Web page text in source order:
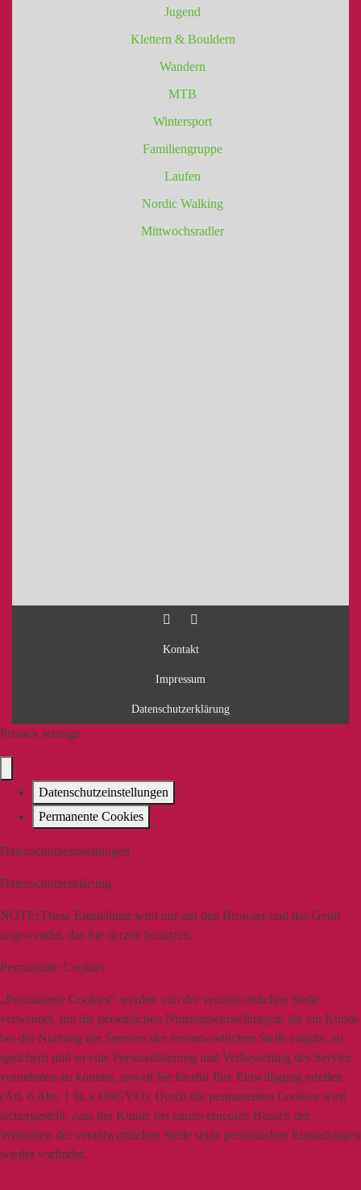
Jugend
Klettern & Bouldern
Wandern
MTB
Wintersport
Familiengruppe
Laufen
Nordic Walking
Mittwochsradler
Kontakt
Impressum
Datenschutzerklärung
Privacy settings
Datenschutzeinstellungen
Permanente Cookies
Datenschutzeinstellungen
Datenschutzerklärung
NOTE: Diese Einstellung wird nur auf den Browser und das Gerät
angewendet, das Sie derzeit benutzen.
Permanente Cookies
„Permanente Cookies“ werden von der verantwortlichen Stelle
verwendet, um die persönlichen Nutzungseinstellungen, die ein Kunde
bei der Nutzung der Services der verantwortlichen Stelle eingibt, zu
speichern und so eine Personalisierung und Verbesserung des Service
vornehmen zu können, soweit Sie hierfür Ihre Einwilligung erteilen
(Art. 6 Abs. 1 lit. a DSGVO). Durch die permanenten Cookies wird
sichergestellt, dass der Kunde bei einem erneuten Besuch der
Webseiten der verantwortlichen Stelle seine persönlichen Einstellungen
wieder vorfindet.